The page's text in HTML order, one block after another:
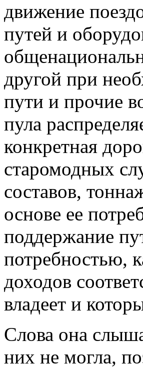
движение
путей и
другой при
пути и прочие
пула
конкретная
старомодных
составов,
основе ее
поддержание
потребностью,
доходов
владеет и
Слова она
них не могла,